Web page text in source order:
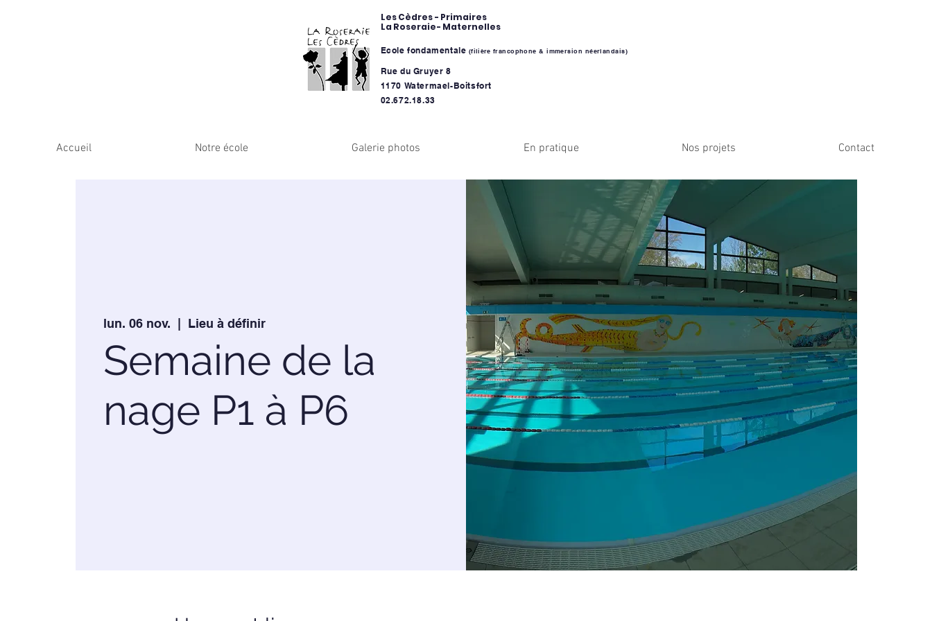
Les Cèdres - Primaires
La Roseraie- Maternelles
Ecole fondamentale(filière francophone & immersion néerlandais)
Rue du Gruyer 8
1170 Watermael-Boitsfort
02.672.18.33
Accueil Notre école Galerie photos En pratique Nos projets Contact
lun. 06 nov.
  |
Lieu à définir
Semaine de la
nage P1 à P6